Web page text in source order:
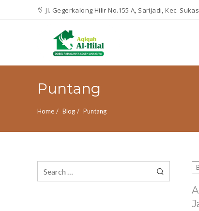
Jl. Gegerkalong Hilir No.155 A, Sarijadi, Kec.
Puntang
Home Blog Puntang
for: